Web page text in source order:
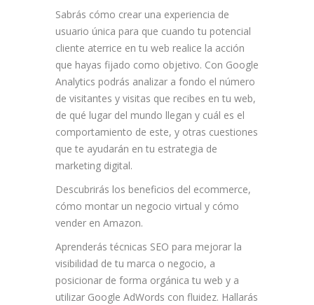
Sabrás cómo crear una experiencia de
usuario única para que cuando tu potencial
cliente aterrice en tu web realice la acción
que hayas fijado como objetivo. Con Google
Analytics podrás analizar a fondo el número
de visitantes y visitas que recibes en tu web,
de qué lugar del mundo llegan y cuál es el
comportamiento de este, y otras cuestiones
que te ayudarán en tu estrategia de
marketing digital.
Descubrirás los beneficios del ecommerce,
cómo montar un negocio virtual y cómo
vender en Amazon.
Aprenderás técnicas SEO para mejorar la
visibilidad de tu marca o negocio, a
posicionar de forma orgánica tu web y a
utilizar Google AdWords con fluidez. Hallarás